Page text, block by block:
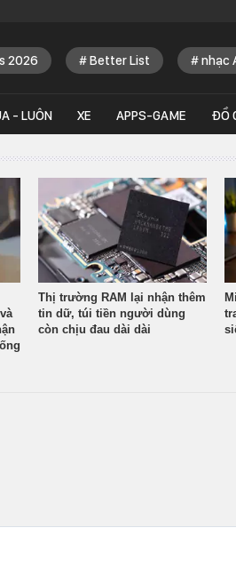
2026 Better List nhạc
- LUÔN XE APPS-GAME ĐỒ
Thị trường RAM lại nhận thêm
tin dữ, túi tiền người dùng
còn chịu đau dài dài